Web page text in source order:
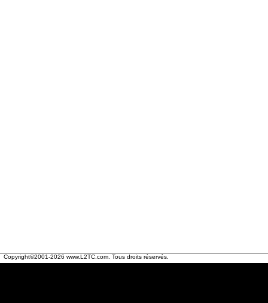
Copyright©2001-2026 www.L2TC.com . Tous droits réservés.